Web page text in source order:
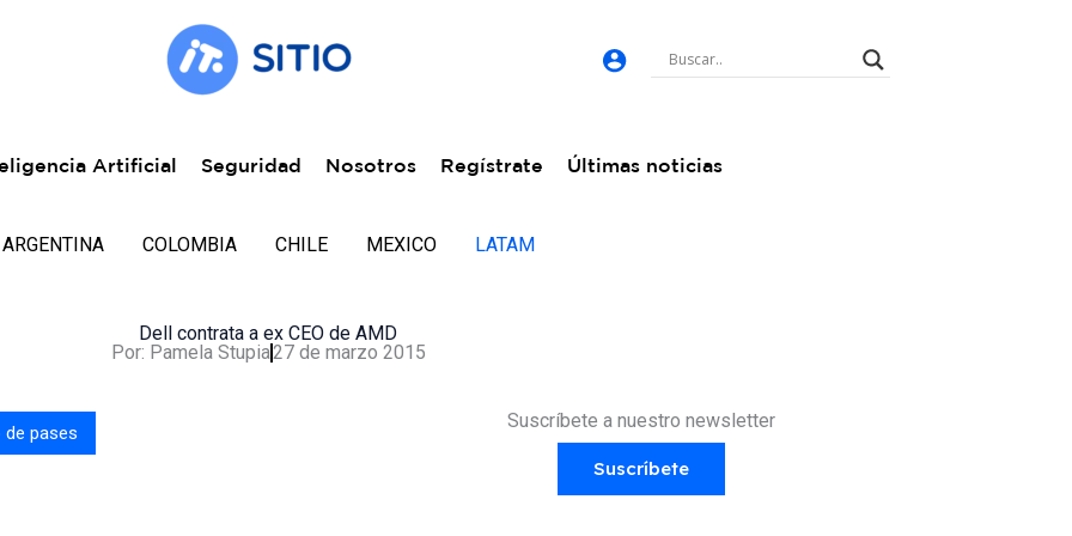
Artificial Seguridad Nosotros Regístrate Últimas noticias
ARGENTINA COLOMBIA CHILE MEXICO LATAM
Dell contrata a ex CEO de AMD
Por: Pamela Stupia27 de marzo 2015
de pases
Suscríbete a nuestro newsletter
Suscríbete